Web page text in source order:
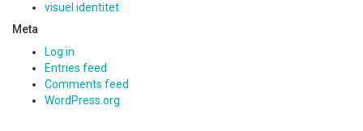
visuel identitet
Meta
Log in
Entries feed
Comments feed
WordPress.org